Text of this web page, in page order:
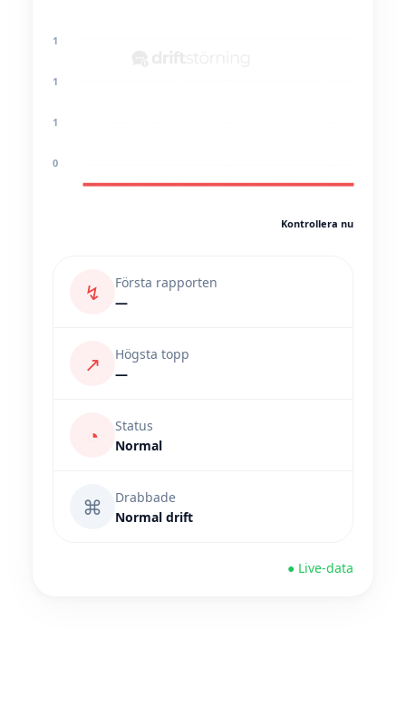
1
1
1
0
Kontrollera nu
↯
Första rapporten
—
↗
Högsta topp
—
◔
Status
Normal
⌘
Drabbade
Normal drift
● Live-data